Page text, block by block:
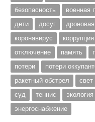
безопасность
военная
дети
досуг
коронавирус
коррупция
отключение
память
потери
потери
ракетный обстрел
свет
суд
теннис экология
энергоснабжение